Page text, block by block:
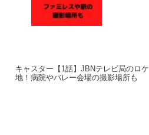
キャスター【1話】JBNテレビ局のロケ
地！病院やバレー会場の撮影場所も